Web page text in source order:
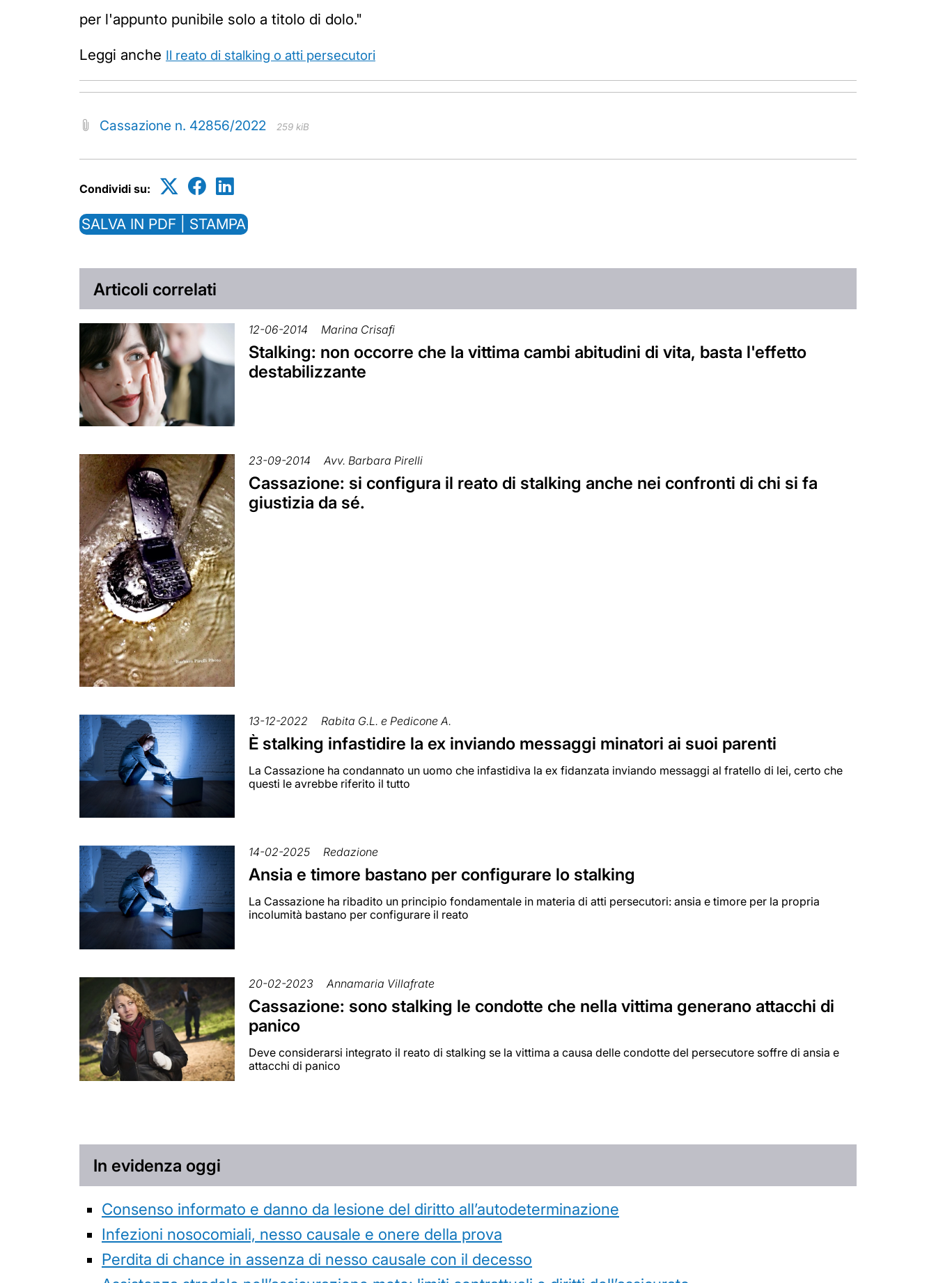
per l'appunto punibile solo a titolo di dolo."
Leggi anche Il reato di stalking o atti persecutori
Cassazione n. 42856/2022 259 kiB
Condividi su:
SALVA IN PDF | STAMPA
Articoli correlati
12-06-2014 Marina Crisafi
Stalking: non occorre che la vittima cambi abitudini di vita, basta l'effetto
destabilizzante
23-09-2014 Avv. Barbara Pirelli
Cassazione: si configura il reato di stalking anche nei confronti di chi si fa
giustizia da sé.
13-12-2022 Rabita G.L. e Pedicone A.
È stalking infastidire la ex inviando messaggi minatori ai suoi parenti
La Cassazione ha condannato un uomo che infastidiva la ex fidanzata inviando messaggi al fratello di lei, certo che
questi le avrebbe riferito il tutto
14-02-2025 Redazione
Ansia e timore bastano per configurare lo stalking
La Cassazione ha ribadito un principio fondamentale in materia di atti persecutori: ansia e timore per la propria
incolumità bastano per configurare il reato
20-02-2023 Annamaria Villafrate
Cassazione: sono stalking le condotte che nella vittima generano attacchi di
panico
Deve considerarsi integrato il reato di stalking se la vittima a causa delle condotte del persecutore soffre di ansia e
attacchi di panico
In evidenza oggi
Consenso informato e danno da lesione del diritto all’autodeterminazione
Infezioni nosocomiali, nesso causale e onere della prova
Perdita di chance in assenza di nesso causale con il decesso